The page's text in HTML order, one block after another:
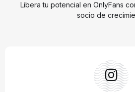
Libera tu potencial en OnlyFans
socio de